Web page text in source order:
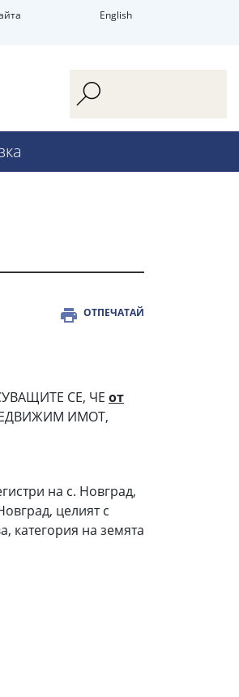
English
ОТПЕЧАТАЙ
СЕ, ЧЕ от
НЕДВИЖИМ ИМОТ,
на с. Новград,
целият с
категория на земята